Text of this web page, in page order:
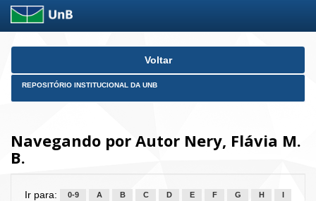
Skip
Voltar
REPOSITÓRIO INSTITUCIONAL DA UNB
Navegando por Autor Nery, Flávia M.
B.
Ir para: 0-9 A B C D E F G H